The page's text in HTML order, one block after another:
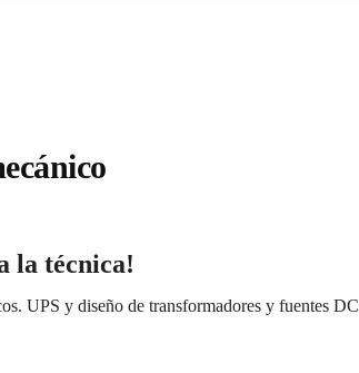
la técnica!
UPS y diseño de transformadores y fuentes DC